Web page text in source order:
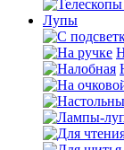
Лупы